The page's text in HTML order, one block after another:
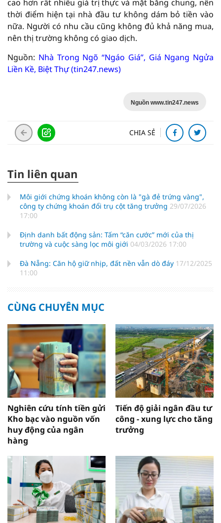
cao hơn rất nhiều giá trị thực và mặt bằng chung, nên
thời điểm hiện tại nhà đầu tư không dám bỏ tiền vào
nữa. Người có nhu cầu cũng không đủ khả năng mua,
nên thị trường không có giao dịch.
Nguồn: Nhà Trong Ngõ “Ngáo Giá”, Giá Ngang Ngửa
Liền Kề, Biệt Thự (tin247.news)
Nguồn www.tin247.news
CHIA SẺ
Tin liên quan
Môi giới chứng khoán không còn là "gà đẻ trứng vàng",
công ty chứng khoán đổi trụ cột tăng trưởng 29/07/2026
17:00
Định danh bất động sản: Tấm “căn cước” mới của thị
trường và cuộc sàng lọc môi giới 04/03/2026 17:00
Đà Nẵng: Căn hộ giữ nhịp, đất nền vẫn dò đáy 17/12/2025
11:00
CÙNG CHUYÊN MỤC
Nghiên cứu tính tiền gửi
Kho bạc vào nguồn vốn
huy động của ngân
hàng
Tiến độ giải ngân đầu tư
công - xung lực cho tăng
trưởng